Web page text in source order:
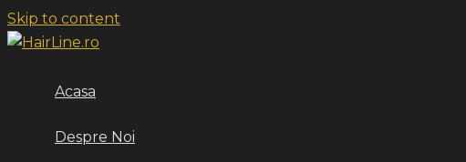
Skip to content
Acasa
Despre Noi